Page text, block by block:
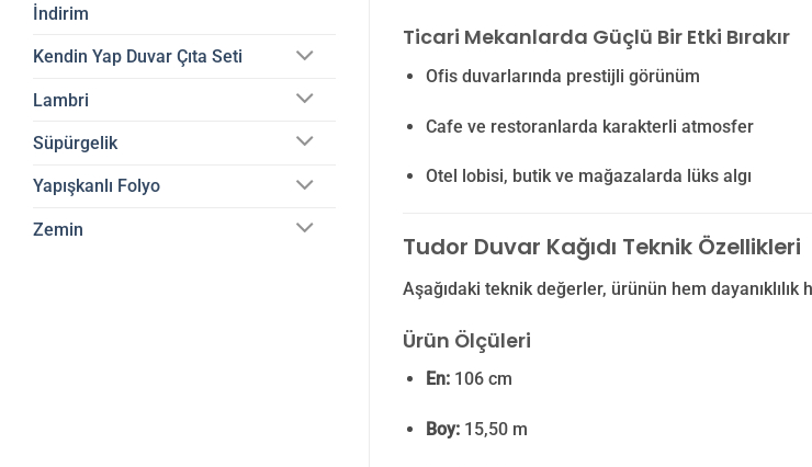
İndirim
Kendin Yap Duvar Çıta Seti
Lambri
Süpürgelik
Yapışkanlı Folyo
Zemin
Ticari Mekanlarda Güçlü Bir Etki Bırakır
Ofis duvarlarında prestijli görünüm
Cafe ve restoranlarda karakterli atmosfer
Otel lobisi, butik ve mağazalarda lüks algı
Tudor Duvar Kağıdı Teknik Özellikleri
Aşağıdaki teknik değerler, ürünün hem
Ürün Ölçüleri
En:106 cm
Boy:15,50 m